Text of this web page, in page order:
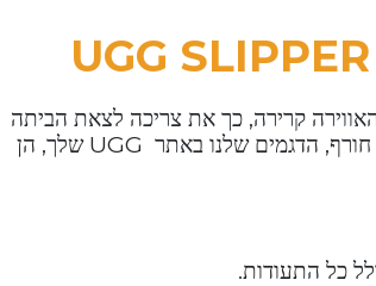
UGG
קרירה, כך את צריכה לצאת הביתה
עטופה בשכבות. אבל אז מחכה לך המגף המושלם המושלמת כמו בכל חורף, הדגמים שלנו באתר UGG שלך, הן
כל התעודות.